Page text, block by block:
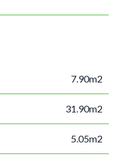
7.90m2
31.90m2
5.05m2